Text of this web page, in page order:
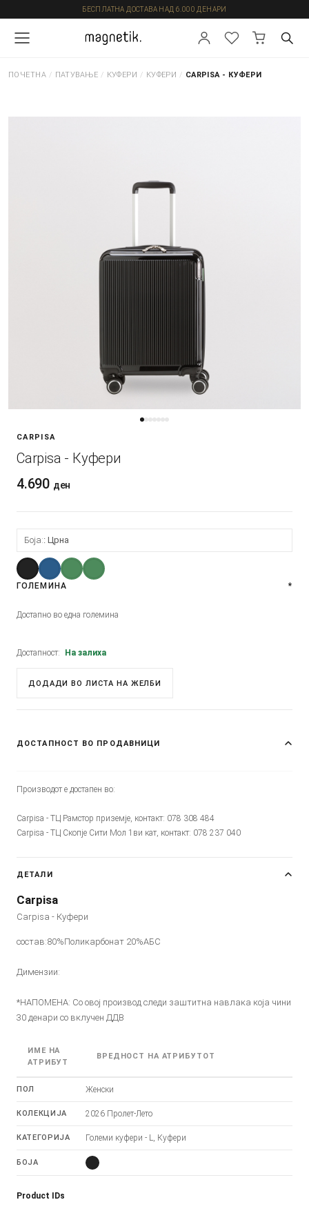
БЕСПЛАТНА ДОСТАВА НАД 6.000 ДЕНАРИ
ПОЧЕТНА / ПАТУВАЊЕ / КУФЕРИ / КУФЕРИ / CARPISA - КУФЕРИ
CARPISA
Carpisa - Куфери
4.690 ден
Боја: Црна
ГОЛЕМИНА *
Достапно во една големина
Достапност: На залиха
ДОДАДИ ВО ЛИСТА НА ЖЕЛБИ
ДОСТАПНОСТ ВО ПРОДАВНИЦИ
Производот е достапен во:
Carpisa - ТЦ Рамстор приземје, контакт: 078 308 484
Carpisa - ТЦ Скопје Сити Мол 1ви кат, контакт: 078 237 040
ДЕТАЛИ
Carpisa
Carpisa - Куфери
состав:80%Поликарбонат 20%АБС
Димензии:
*НАПОМЕНА: Со овој производ следи заштитна навлака која чини
30 денари со вклучен ДДВ
ИМЕ НА
АТРИБУТ
ВРЕДНОСТ НА АТРИБУТОТ
ПОЛ Женски
КОЛЕКЦИЈА 2026 Пролет-Лето
КАТЕГОРИЈА Големи куфери - L, Куфери
БОЈА
Product IDs